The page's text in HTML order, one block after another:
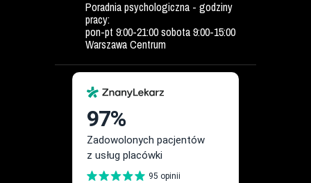
Poradnia psychologiczna - godziny
pracy:
pon-pt 9:00-21:00 sobota 9:00-15:00
Warszawa Centrum